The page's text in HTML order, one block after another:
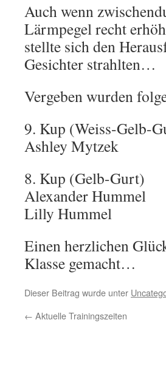
Auch wenn
Lärmpegel recht
stellte sich den
Gesichter strahlten…
Vergeben wurden
9. Kup (Weiss-Gelb-
Ashley Mytzek
8. Kup (Gelb-Gurt)
Alexander Hummel
Lilly Hummel
Einen herzlichen
Klasse gemacht…
Dieser Beitrag wurde unter
← Aktuelle Trainingszeiten